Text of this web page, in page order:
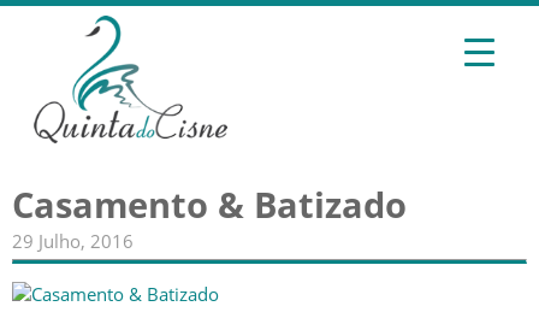
Casamento & Batizado
29 Julho, 2016